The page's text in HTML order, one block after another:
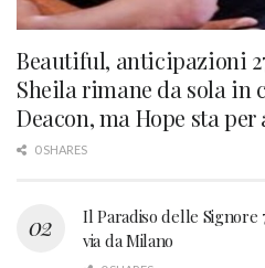
Beautiful, anticipazioni
Sheila rimane da sola in
Deacon, ma Hope sta
0 SHARES
Il Paradiso delle Signore
via da Milano